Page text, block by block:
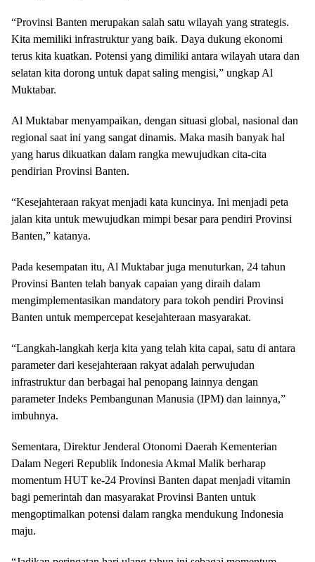
“Provinsi Banten merupakan salah satu wilayah yang strategis.
Kita memiliki infrastruktur yang baik. Daya dukung ekonomi
terus kita kuatkan. Potensi yang dimiliki antara wilayah utara dan
selatan kita dorong untuk dapat saling mengisi,” ungkap Al
Muktabar.
Al Muktabar menyampaikan, dengan situasi global, nasional dan
regional saat ini yang sangat dinamis. Maka masih banyak hal
yang harus dikuatkan dalam rangka mewujudkan cita-cita
pendirian Provinsi Banten.
“Kesejahteraan rakyat menjadi kata kuncinya. Ini menjadi peta
jalan kita untuk mewujudkan mimpi besar para pendiri Provinsi
Banten,” katanya.
Pada kesempatan itu, Al Muktabar juga menuturkan, 24 tahun
Provinsi Banten telah banyak capaian yang diraih dalam
mengimplementasikan mandatory para tokoh pendiri Provinsi
Banten untuk mempercepat kesejahteraan masyarakat.
“Langkah-langkah kerja kita yang telah kita capai, satu di antara
parameter dari kesejahteraan rakyat adalah perwujudan
infrastruktur dan berbagai hal penopang lainnya dengan
parameter Indeks Pembangunan Manusia (IPM) dan lainnya,”
imbuhnya.
Sementara, Direktur Jenderal Otonomi Daerah Kementerian
Dalam Negeri Republik Indonesia Akmal Malik berharap
momentum HUT ke-24 Provinsi Banten dapat menjadi vitamin
bagi pemerintah dan masyarakat Provinsi Banten untuk
mengoptimalkan potensi dalam rangka mendukung Indonesia
maju.